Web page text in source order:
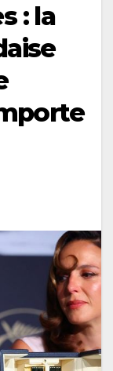
: la